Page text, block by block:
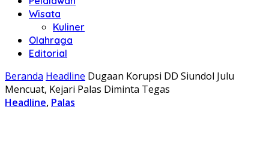
Wisata
Kuliner
Olahraga
Editorial
Beranda Headline Dugaan Korupsi DD Siundol Julu
Mencuat, Kejari Palas Diminta Tegas
Headline, Palas